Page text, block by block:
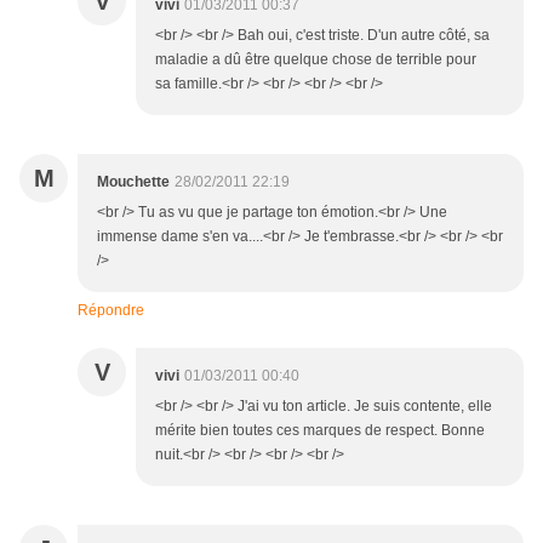
vivi 01/03/2011 00:37
<br /> <br /> Bah oui, c'est triste. D'un autre côté, sa
maladie a dû être quelque chose de terrible pour
sa famille.<br /> <br /> <br /> <br />
M Mouchette 28/02/2011 22:19
<br /> Tu as vu que je partage ton émotion.<br /> Une
immense dame s'en va....<br /> Je t'embrasse.<br /> <br /> <br
/>
Répondre
V vivi 01/03/2011 00:40
<br /> <br /> J'ai vu ton article. Je suis contente, elle
mérite bien toutes ces marques de respect. Bonne
nuit.<br /> <br /> <br /> <br />